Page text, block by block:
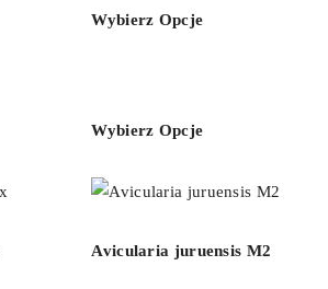
Wybierz Opcje
Wybierz Opcje
Avicularia juruensis M2